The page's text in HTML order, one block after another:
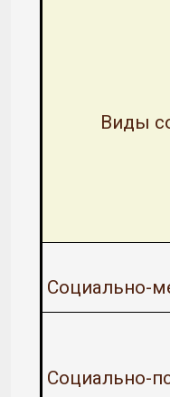
Виды
Социально-
Социально-